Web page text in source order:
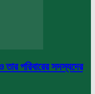
পরিবারের সদস্যদের